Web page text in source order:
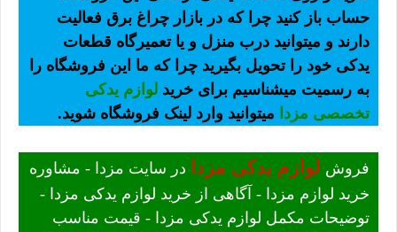
حساب باز کنید چرا که در بازار چراغ برق فعالیت
دارند و میتوانید درب منزل و یا تعمیرگاه قطعات
یدکی خود را تحویل بگیرید چرا که ما این فروشگاه را
به رسمیت میشناسیم برای خرید لوازم یدکی
تخصصی مزدا میتوانید وارد لینک فروشگاه شوید.
فروش لوازم یدکی مزدا در سایت مزدا - مشاوره
خرید لوازم مزدا - آگاهی از خرید لوازم یدکی مزدا -
توضیحات مکمل لوازم یدکی مزدا - قیمت مناسب